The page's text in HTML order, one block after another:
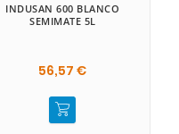
INDUSAN 600 BLANCO
SEMIMATE 5L
56,57 €